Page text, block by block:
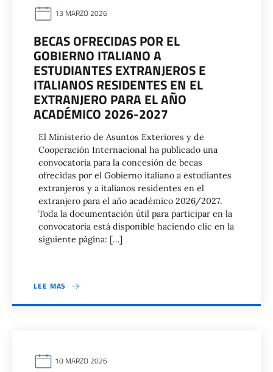
13 MARZO 2026
BECAS OFRECIDAS POR EL
GOBIERNO ITALIANO A
ESTUDIANTES EXTRANJEROS E
ITALIANOS RESIDENTES EN EL
EXTRANJERO PARA EL AÑO
ACADÉMICO 2026-2027
El Ministerio de Asuntos Exteriores y de
Cooperación Internacional ha publicado una
convocatoria para la concesión de becas
ofrecidas por el Gobierno italiano a estudiantes
extranjeros y a italianos residentes en el
extranjero para el año académico 2026/2027.
Toda la documentación útil para participar en la
convocatoria está disponible haciendo clic en la
siguiente página: […]
LEE MAS
10 MARZO 2026